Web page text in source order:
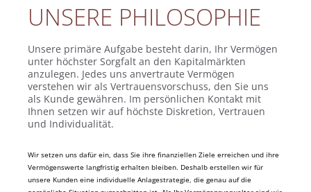
UNSERE PHILOSOPHIE
Unsere primäre Aufgabe besteht darin, Ihr Vermögen
unter höchster Sorgfalt an den Kapitalmärkten
anzulegen. Jedes uns anvertraute Vermögen
verstehen wir als Vertrauensvorschuss, den Sie uns
als Kunde gewähren. Im persönlichen Kontakt mit
Ihnen setzen wir auf höchste Diskretion, Vertrauen
und Individualität.
Wir setzen uns dafür ein, dass Sie ihre finanziellen Ziele erreichen und ihre
Vermögenswerte langfristig erhalten bleiben. Deshalb erstellen wir für
unsere Kunden eine individuelle Anlagestrategie, die genau auf die